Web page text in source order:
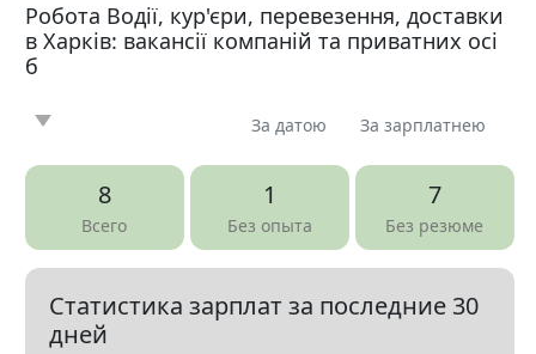
Робота Водії, кур'єри, перевезення, доставки
в Харків: вакансії компаній та приватних осі
б
Новина 0 Стаття 0 Пропоную 0 Шукаю 0
Запитання 25
Показать все разделы▼
За датою За зарплатнею
8
Всего
1
Без опыта
7
Без резюме
Статистика зарплат за последние 30
дней